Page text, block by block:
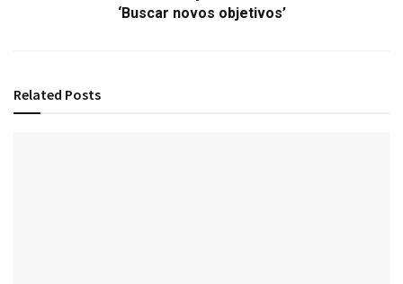
‘Buscar novos objetivos’
Related Posts